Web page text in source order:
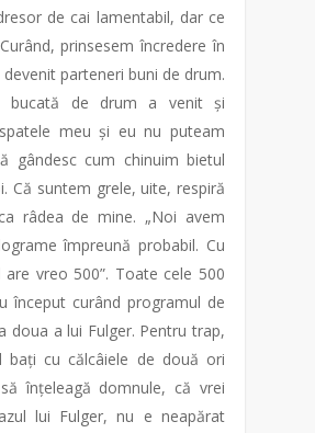
de cai lamentabil, dar ce
prinsesem încredere în
devenit parteneri buni de drum.
bucată de drum a venit și
meu și eu nu puteam
gândesc cum chinuim bietul
Că suntem grele, uite, respiră
râdea de mine. „Noi avem
împreună probabil. Cu
vreo 500”. Toate cele 500
început curând programul de
doua a lui Fulger. Pentru trap,
bați cu călcâiele de două ori
înțeleagă domnule, că vrei
lui Fulger, nu e neapărat